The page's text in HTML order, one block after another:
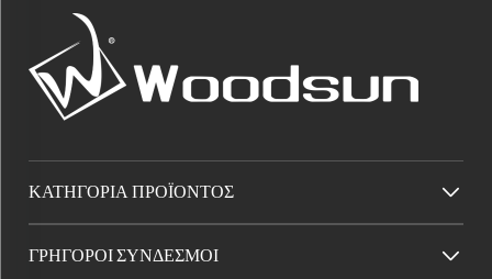
ΚΑΤΗΓΟΡΊΑ ΠΡΟΪΌΝΤΟΣ
ΓΡΉΓΟΡΟΙ ΣΎΝΔΕΣΜΟΙ